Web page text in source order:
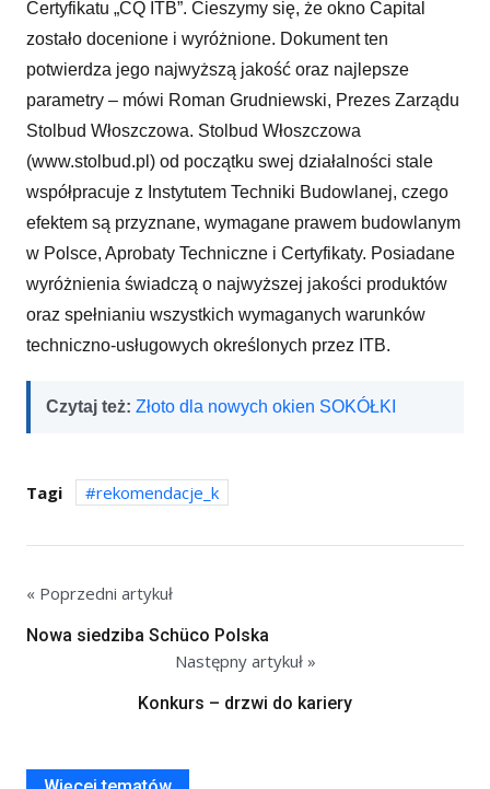
Certyfikatu „CQ ITB”. Cieszymy się, że okno Capital
zostało docenione i wyróżnione. Dokument ten
potwierdza jego najwyższą jakość oraz najlepsze
parametry – mówi Roman Grudniewski, Prezes Zarządu
Stolbud Włoszczowa. Stolbud Włoszczowa
(www.stolbud.pl) od początku swej działalności stale
współpracuje z Instytutem Techniki Budowlanej, czego
efektem są przyznane, wymagane prawem budowlanym
w Polsce, Aprobaty Techniczne i Certyfikaty. Posiadane
wyróżnienia świadczą o najwyższej jakości produktów
oraz spełnianiu wszystkich wymaganych warunków
techniczno-usługowych określonych przez ITB.
Czytaj też: Złoto dla nowych okien SOKÓŁKI
Tagi rekomendacje_k
« Poprzedni artykuł
Nowa siedziba Schüco Polska
Następny artykuł »
Konkurs – drzwi do kariery